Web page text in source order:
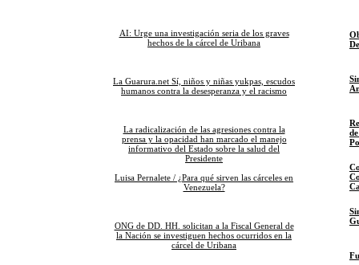
AI: Urge una investigación seria de los graves
hechos de la cárcel de Uribana
La Guarura.net Sí, niños y niñas yukpas, escudos
humanos contra la desesperanza y el racismo
La radicalización de las agresiones contra la
prensa y la opacidad han marcado el manejo
informativo del Estado sobre la salud del
Presidente
Luisa Pernalete / ¿Para qué sirven las cárceles en
Venezuela?
ONG de DD. HH. solicitan a la Fiscal General de
la Nación se investiguen hechos ocurridos en la
cárcel de Uribana